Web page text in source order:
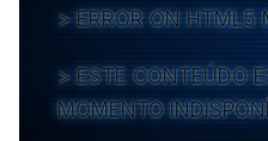
ERROR ON HTML5
ESTE CONTEÚDO
MOMENTO